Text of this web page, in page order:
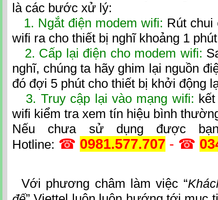
là các bước xử lý:
1. Ngắt điện modem wifi: Rút chui
wifi ra cho thiết bị nghĩ khoảng 1
2. Cấp lại điện cho modem wifi:
nghĩ, chúng ta hãy ghim lại nguồn
đó đợi 5 phút cho thiết bị khởi động
3. Truy cập lại vào mạng wifi:
wifi kiểm tra xem tín hiệu bình
Nếu chưa sử dụng được
Hotline: ☎ 0981.577.707 - ☎
Với phương châm làm việc “